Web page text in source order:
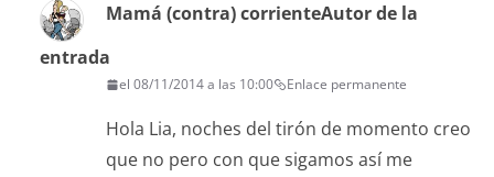
Mamá (contra) corrienteAutor de la
entrada
el 08/11/2014 a las 10:00 Enlace permanente
Hola Lia, noches del tirón de momento creo
que no pero con que sigamos así me